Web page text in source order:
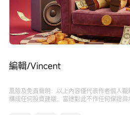
編輯/Vincent
風險及免責聲明：以上內容僅代表作者個人
構成任何投資建議，富途對此不作任何保證與